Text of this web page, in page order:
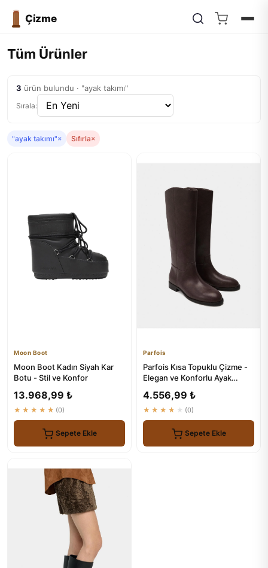
Çizme
Tüm Ürünler
3 ürün bulundu · "ayak takımı"
Sırala:
"ayak takımı"× Sıfırla×
Moon Boot
Moon Boot Kadın Siyah Kar
Botu - Stil ve Konfor
13.968,99 ₺
★★★★★ (0)
Sepete Ekle
Parfois
Parfois Kısa Topuklu Çizme -
Elegan ve Konforlu Ayak
4.556,99 ₺
★★★★★ (0)
Sepete Ekle